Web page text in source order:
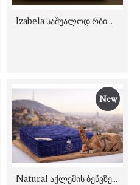
Izabela საშუალოდ რბილი ორმხრივი მატრასი
New
Natural აქლემის ბეწვზე მკვრივი ორთოპედიულიPillow-Top მატრასი